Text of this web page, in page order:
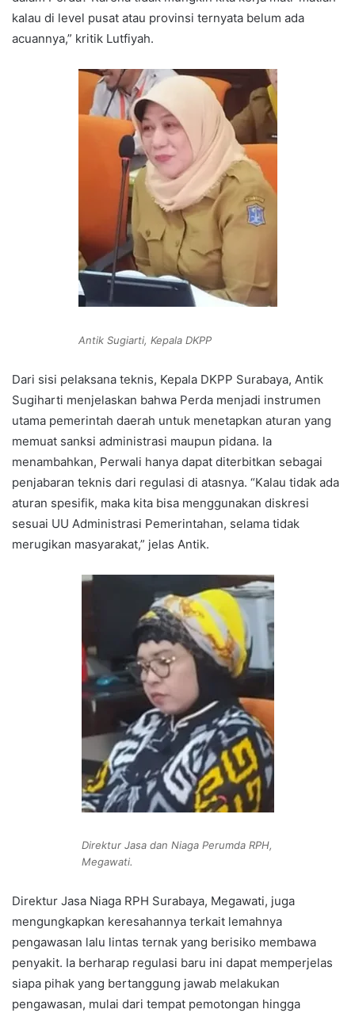
kalau di level pusat atau provinsi ternyata belum ada
acuannya,” kritik Lutfiyah.
Antik Sugiarti, Kepala DKPP
Dari sisi pelaksana teknis, Kepala DKPP Surabaya, Antik
Sugiharti menjelaskan bahwa Perda menjadi instrumen
utama pemerintah daerah untuk menetapkan aturan yang
memuat sanksi administrasi maupun pidana. Ia
menambahkan, Perwali hanya dapat diterbitkan sebagai
penjabaran teknis dari regulasi di atasnya. “Kalau tidak ada
aturan spesifik, maka kita bisa menggunakan diskresi
sesuai UU Administrasi Pemerintahan, selama tidak
merugikan masyarakat,” jelas Antik.
Direktur Jasa dan Niaga Perumda RPH,
Megawati.
Direktur Jasa Niaga RPH Surabaya, Megawati, juga
mengungkapkan keresahannya terkait lemahnya
pengawasan lalu lintas ternak yang berisiko membawa
penyakit. Ia berharap regulasi baru ini dapat memperjelas
siapa pihak yang bertanggung jawab melakukan
pengawasan, mulai dari tempat pemotongan hingga